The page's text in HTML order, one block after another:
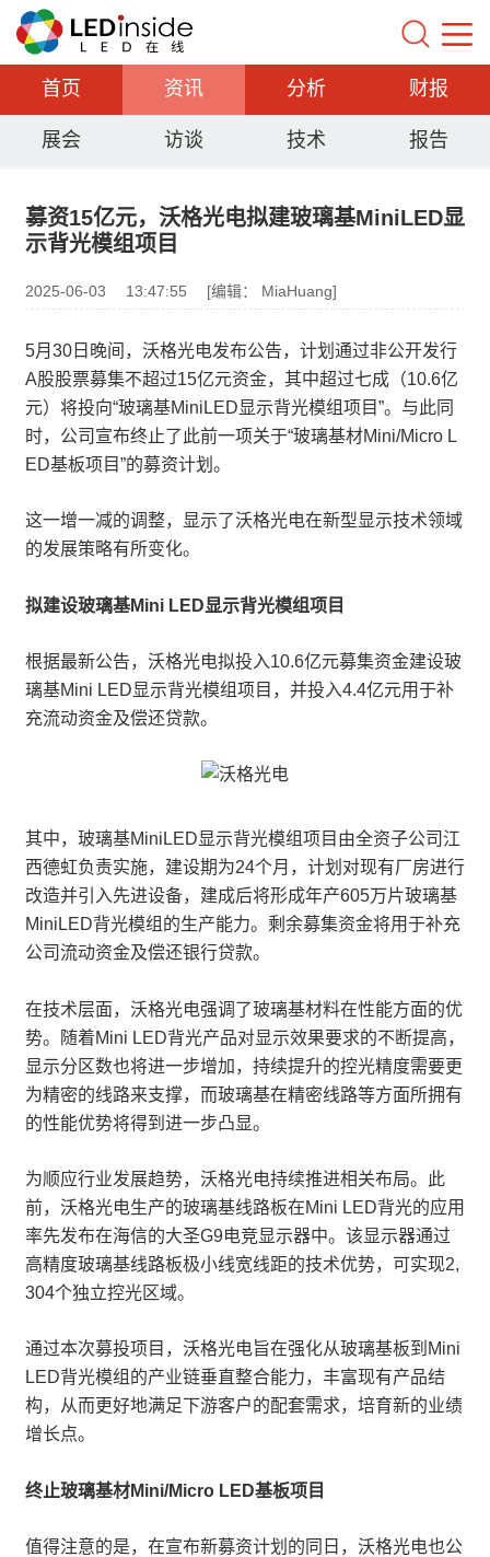
首页 资讯 分析 财报
展会 访谈 技术 报告
募资15亿元，沃格光电拟建玻璃基MiniLED显
示背光模组项目
2025-06-03 13:47:55 [编辑： MiaHuang]
5月30日晚间，沃格光电发布公告，计划通过非公开发行
A股股票募集不超过15亿元资金，其中超过七成（10.6亿
元）将投向“玻璃基MiniLED显示背光模组项目”。与此同
时，公司宣布终止了此前一项关于“玻璃基材Mini/Micro L
ED基板项目”的募资计划。
这一增一减的调整，显示了沃格光电在新型显示技术领域
的发展策略有所变化。
拟建设玻璃基Mini LED显示背光模组项目
根据最新公告，沃格光电拟投入10.6亿元募集资金建设玻
璃基Mini LED显示背光模组项目，并投入4.4亿元用于补
充流动资金及偿还贷款。
其中，玻璃基MiniLED显示背光模组项目由全资子公司江
西德虹负责实施，建设期为24个月，计划对现有厂房进行
改造并引入先进设备，建成后将形成年产605万片玻璃基
MiniLED背光模组的生产能力。剩余募集资金将用于补充
公司流动资金及偿还银行贷款。
在技术层面，沃格光电强调了玻璃基材料在性能方面的优
势。随着Mini LED背光产品对显示效果要求的不断提高，
显示分区数也将进一步增加，持续提升的控光精度需要更
为精密的线路来支撑，而玻璃基在精密线路等方面所拥有
的性能优势将得到进一步凸显。
为顺应行业发展趋势，沃格光电持续推进相关布局。此
前，沃格光电生产的玻璃基线路板在Mini LED背光的应用
率先发布在海信的大圣G9电竞显示器中。该显示器通过
高精度玻璃基线路板极小线宽线距的技术优势，可实现2,
304个独立控光区域。
通过本次募投项目，沃格光电旨在强化从玻璃基板到Mini
LED背光模组的产业链垂直整合能力，丰富现有产品结
构，从而更好地满足下游客户的配套需求，培育新的业绩
增长点。
终止玻璃基材Mini/Micro LED基板项目
值得注意的是，在宣布新募资计划的同日，沃格光电也公